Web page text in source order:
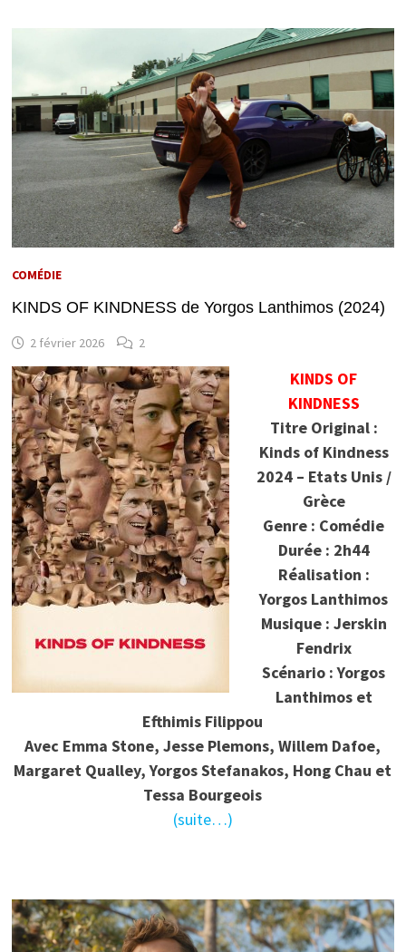
COMÉDIE
KINDS OF KINDNESS de Yorgos Lanthimos (2024)
2 février 2026 2
KINDS OF
KINDNESS
Titre Original :
Kinds of Kindness
2024 – Etats Unis /
Grèce
Genre : Comédie
Durée : 2h44
Réalisation :
Yorgos Lanthimos
Musique : Jerskin
Fendrix
Scénario : Yorgos
Lanthimos et
Efthimis Filippou
Avec Emma Stone, Jesse Plemons, Willem Dafoe,
Margaret Qualley, Yorgos Stefanakos, Hong Chau et
Tessa Bourgeois
(suite…)